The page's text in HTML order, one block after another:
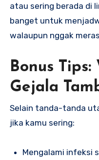
atau sering berada di
banget untuk
walaupun nggak
Bonus Tips:
Gejala
Selain tanda-tanda
jika kamu sering:
Mengalami infeksi